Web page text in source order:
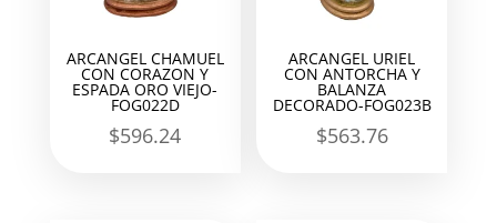
ARCANGEL CHAMUEL
CON CORAZON Y
ESPADA ORO VIEJO-
FOG022D
$596.24
ARCANGEL URIEL
CON ANTORCHA Y
BALANZA
DECORADO-FOG023B
$563.76